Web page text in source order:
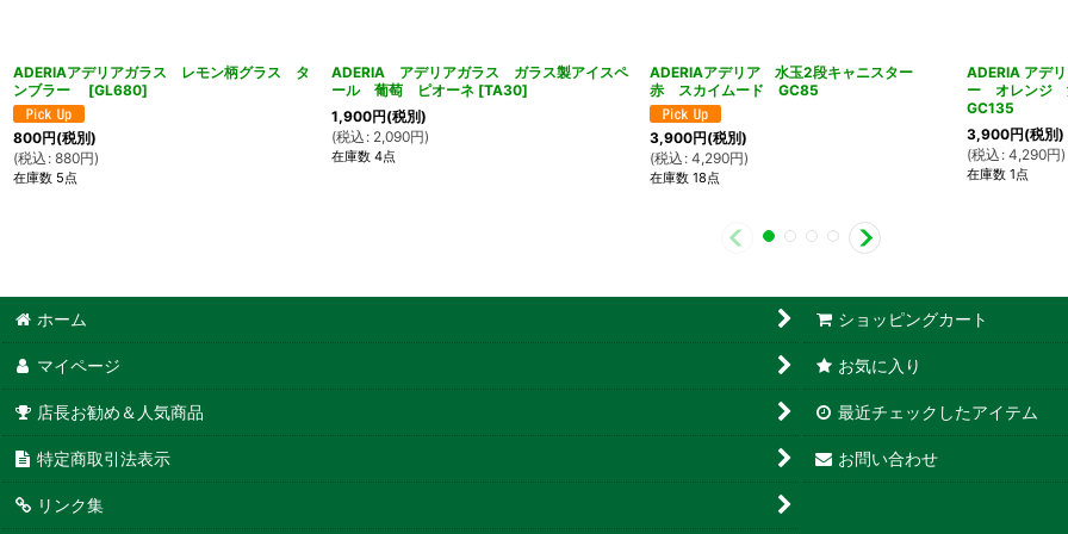
ADERIAアデリアガラス レモン柄グラス タ
ンブラー
[GL680]
800円(税別)
(税込 : 880円)
在庫数 5点
ADERIA アデリアガラス ガラス製アイスペ
ール 葡萄 ピオーネ [TA30]
1,900円(税別)
(税込 : 2,090円)
在庫数 4点
ADERIAアデリア 水玉2段キャニスター
赤 スカイムード GC85
3,900円(税別)
(税込 : 4,290円)
在庫数 18点
ADERIA アデ
ー オレンジ
GC135
3,900円(税別)
(税込 : 4,290円)
在庫数 1点
ホーム ショッピングカート
マイページ お気に入り
店長お勧め＆人気商品 最近チェックしたアイテム
特定商取引法表示 お問い合わせ
リンク集